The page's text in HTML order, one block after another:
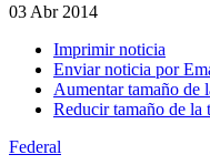
03 Abr 2014
Imprimir noticia
Enviar noticia por
Aumentar tamaño de
Reducir tamaño de la
Federal